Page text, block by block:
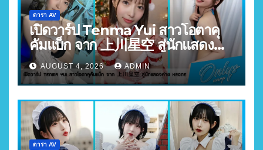
ดารา AV
เปิดวาร์ป Tenma Yui สาวโอตาคุ
คัมแบ็ก จาก 上川星空 สู่นักแสดง
ค่าย Krone
AUGUST 4, 2026 ADMIN
ดารา AV